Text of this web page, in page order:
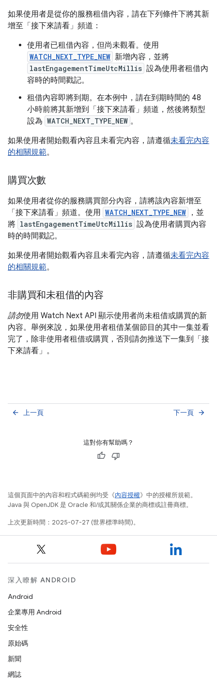
如果使用者是從你的服務租借內容，請在下列條件下將其新
增至「接下來請看」頻道：
使用者已租借內容，但尚未觀看。使用
WATCH_NEXT_TYPE_NEW 新增內容，並將
lastEngagementTimeUtcMillis 設為使用者租借內
容時的時間戳記。
租借內容即將到期。在本例中，請在到期時間的 48
小時前將其新增到「接下來請看」頻道，然後將類型
設為 WATCH_NEXT_TYPE_NEW 。
如果使用者開始觀看內容且未看完內容，請遵循未看完內容
的相關規範。
購買次數
如果使用者從你的服務購買部分內容，請將該內容新增至
「接下來請看」頻道。使用 WATCH_NEXT_TYPE_NEW
，並
將 lastEngagementTimeUtcMillis 設為使用者購買內容
時的時間戳記。
如果使用者開始觀看內容且未看完內容，請遵循未看完內容
的相關規範。
非購買和未租借的內容
請勿使用 Watch Next API 顯示使用者尚未租借或購買的新
內容。舉例來說，如果使用者租借某個節目的其中一集並看
完了，除非使用者租借或購買，否則請勿推送下一集到「接
下來請看」。
上一頁
arrow_back 下一頁 arrow_forward
這對你有幫助嗎？
這個頁面中的內容和程式碼範例均受《內容授權》中的授權所規範。
Java 與 OpenJDK 是 Oracle 和/或其關係企業的商標或註冊商標。
上次更新時間：2025-07-27 (世界標準時間)。
深入瞭解 ANDROID
Android
企業專用 Android
安全性
原始碼
新聞
網誌